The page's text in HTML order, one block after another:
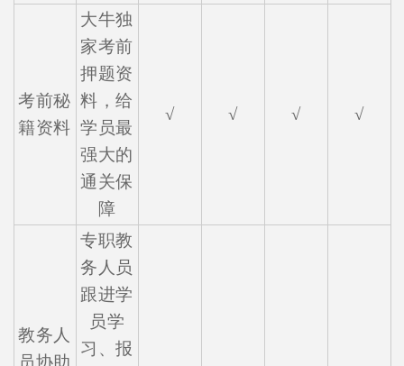
考前秘
籍资料
大牛独
家考前
押题资
料，给
学员最
强大的
通关保
障
√ √ √ √
教务人
员协助
专职教
务人员
跟进学
员学
习、报